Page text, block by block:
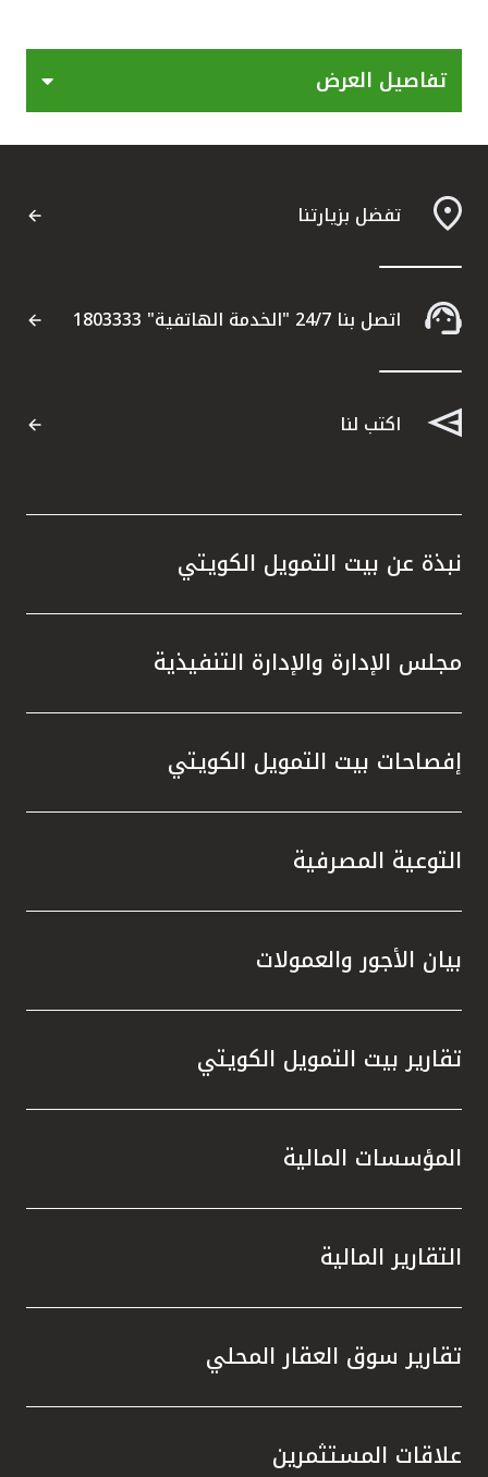
أدوات وخدمات
مواقع الفروع وأجهزة الصرف الآلي
ألمانيا
ماليزيا
مصر
المملكة المتحدة
مملكة البحرين
تفاصيل العرض
تفضل بزيارتنا
اتصل بنا 24/7 "الخدمة الهاتفية" 1803333
اكتب لنا
نبذة عن بيت التمويل الكويتي
مجلس الإدارة والإدارة التنفيذية
إفصاحات بيت التمويل الكويتي
التوعية المصرفية
بيان الأجور والعمولات
تقارير بيت التمويل الكويتي
المؤسسات المالية
التقارير المالية
تقارير سوق العقار المحلي
علاقات المستثمرين